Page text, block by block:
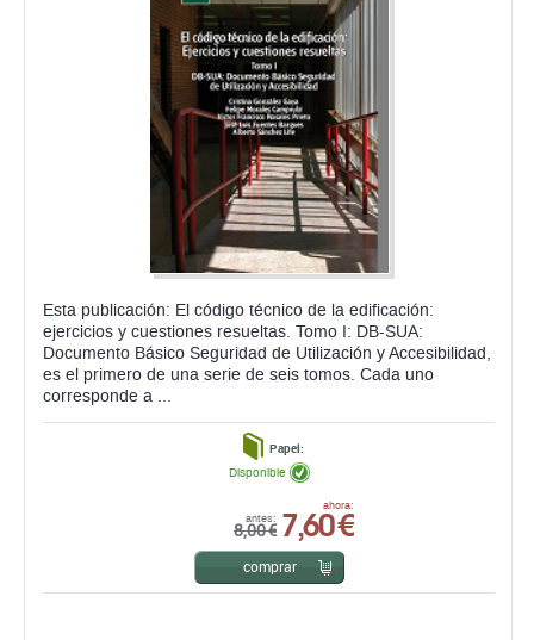
Esta publicación: El código técnico de la edificación:
ejercicios y cuestiones resueltas. Tomo I: DB-SUA:
Documento Básico Seguridad de Utilización y Accesibilidad,
es el primero de una serie de seis tomos. Cada uno
corresponde a ...
Papel:
antes:
8,00 €
ahora:
7,60 €
Disponible
comprar